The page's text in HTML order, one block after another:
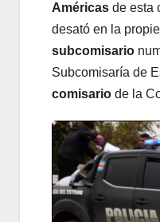
Américas de esta
desató en la
subcomisario
Subcomisaría de
comisario de la